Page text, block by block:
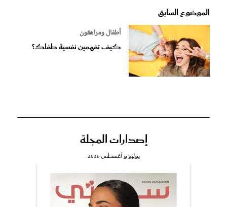
الموضوع السابق
أطفال ومراهقون
كيف تفهمين نفسية طفلك؟
إصدارات المجلة
يوليو و أغسطس 2026